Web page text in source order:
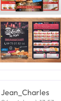
Jean_Charles